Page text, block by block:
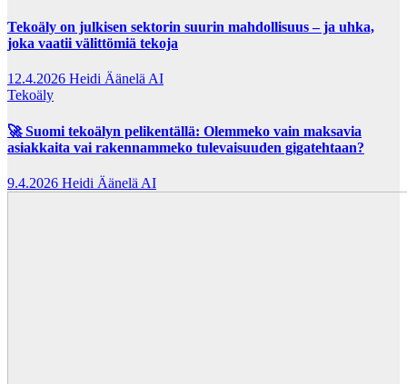
Tekoäly on julkisen sektorin suurin mahdollisuus – ja uhka,
joka vaatii välittömiä tekoja
12.4.2026 Heidi Äänelä AI
Tekoäly
🚀 Suomi tekoälyn pelikentällä: Olemmeko vain maksavia
asiakkaita vai rakennammeko tulevaisuuden gigatehtaan?
9.4.2026 Heidi Äänelä AI